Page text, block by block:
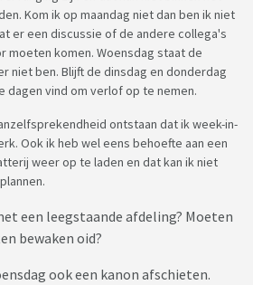
Kom ik op maandag niet dan ben ik niet
er een discussie of de andere collega's
moeten komen. Woensdag staat de
niet ben. Blijft de dinsdag en donderdag
dagen vind om verlof op te nemen.
ontstaan dat ik week-in-
Ook ik heb wel eens behoefte aan een
weer op te laden en dat kan ik niet
een leegstaande afdeling? Moeten
bewaken oid?
ook een kanon afschieten.